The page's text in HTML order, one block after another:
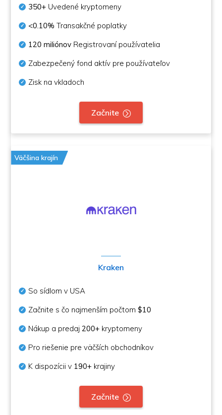
350+ Uvedené kryptomeny
<0.10% Transakčné poplatky
120 miliónov Registrovaní používatelia
Zabezpečený fond aktív pre používateľov
Zisk na vkladoch
Začnite
Väčšina krajín
Kraken
So sídlom v USA
Začnite s čo najmenším počtom$10
Nákup a predaj200+ kryptomeny
Pro riešenie pre väčších obchodníkov
K dispozícii v 190+ krajiny
Začnite